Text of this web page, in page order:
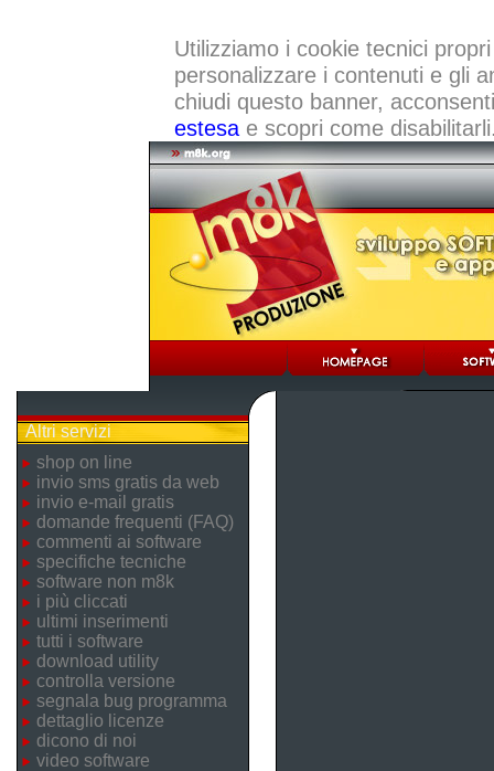
Utilizziamo i cookie tecnici
personalizzare i contenuti e gli
chiudi questo banner,
estesae scopri come
Altri servizi
shop on line
invio sms gratis da web
invio e-mail gratis
domande frequenti (FAQ)
commenti ai software
specifiche tecniche
software non m8k
i più cliccati
ultimi inserimenti
tutti i software
download utility
controlla versione
segnala bug programma
dettaglio licenze
dicono di noi
video software